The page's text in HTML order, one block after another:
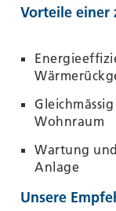
Vorteile einer
Wohnraum
Wartung
Anlage
Unsere